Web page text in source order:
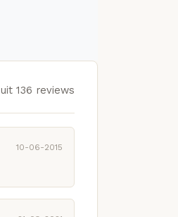
uit 136 reviews
10-06-2015